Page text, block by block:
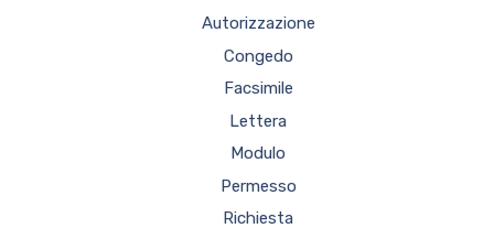
Autorizzazione
Congedo
Facsimile
Lettera
Modulo
Permesso
Richiesta